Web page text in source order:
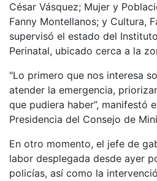
César Vásquez; Mujer y
Fanny Montellanos; y Cultura,
supervisó el estado del
Perinatal, ubicado cerca a la
"Lo primero que nos interesa
atender la emergencia,
que pudiera haber”, manifestó
Presidencia del Consejo de
En otro momento, el jefe de
labor desplegada desde ayer
policías, así como la